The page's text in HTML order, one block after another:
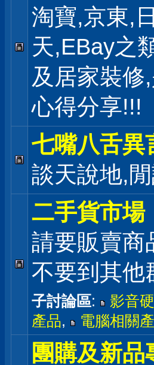
淘寶,京東,
天,EBay之
及居家裝修
心得分享!!!
七嘴八舌異
談天說地,
二手貨市場
請要販賣商
不要到其他
子討論區: 影音
產品, 電腦相關
團購及新品